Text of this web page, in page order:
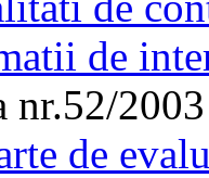
de
nr.52/2003
de